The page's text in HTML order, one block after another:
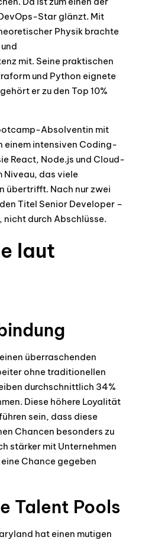
Star glänzt. Mit
Physik brachte
mit. Seine praktischen
und Python eignete
er zu den Top 10%
Absolventin mit
einem intensiven Coding-
React, Node.js und Cloud-
Niveau, das viele
übertrifft. Nach nur zwei
Titel Senior Developer –
nicht durch Abschlüsse.
laut
überraschenden
ohne traditionellen
durchschnittlich 34%
Diese höhere Loyalität
sein, dass diese
Chancen besonders zu
stärker mit Unternehmen
Chance gegeben
Talent Pools
hat einen mutigen